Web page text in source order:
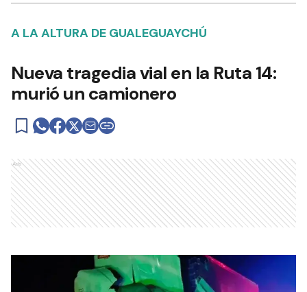
A LA ALTURA DE GUALEGUAYCHÚ
Nueva tragedia vial en la Ruta 14:
murió un camionero
Ads